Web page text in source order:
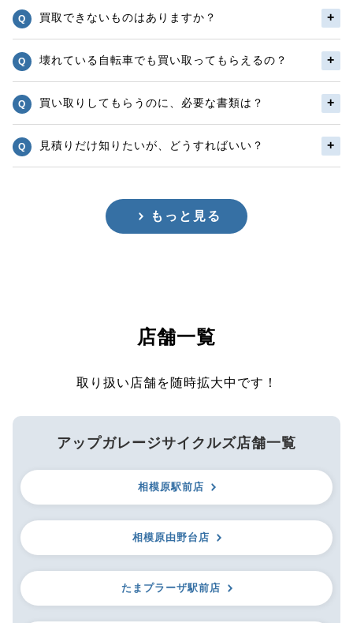
買取できないものはありますか？
壊れている自転車でも買い取ってもらえるの？
買い取りしてもらうのに、必要な書類は？
見積りだけ知りたいが、どうすればいい？
もっと見る
店舗一覧
取り扱い店舗を随時拡大中です！
アップガレージサイクルズ店舗一覧
相模原駅前店
相模原由野台店
たまプラーザ駅前店